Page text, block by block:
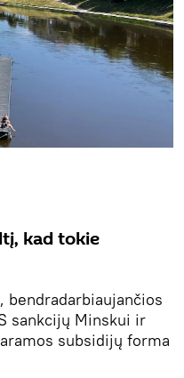
kad tokie
bendradarbiaujančios
sankcijų Minskui ir
subsidijų forma